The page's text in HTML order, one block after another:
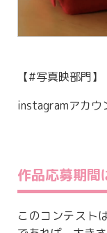
【#写真映部門】
instagramアカ
作品応募期
このコンテスト